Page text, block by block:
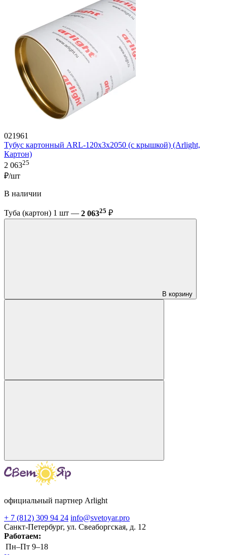
021961
Тубус картонный ARL-120х3х2050 (с крышкой) (Arlight,
Картон)
2 06325
₽/шт
В наличии
Туба (картон) 1 шт — 2 06325 ₽
В корзину
официальный партнер Arlight
+ 7 (812) 309 94 24 info@svetoyar.pro
Санкт-Петербург, ул. Свеаборгская, д. 12
Работаем:
Пн–Пт 9–18